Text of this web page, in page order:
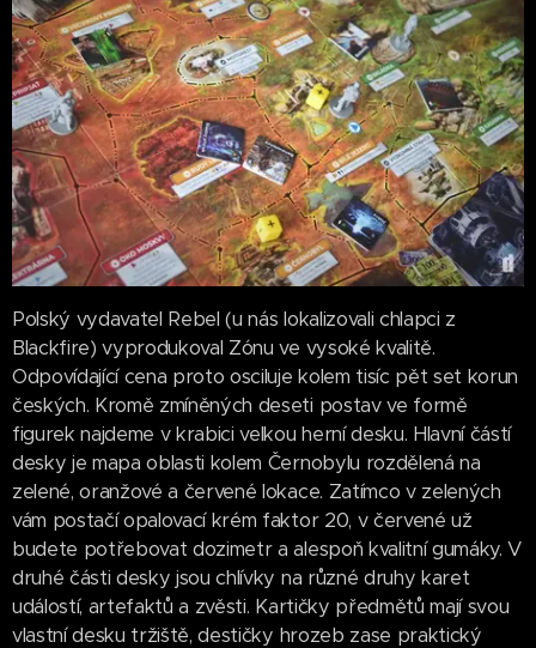
Polský vydavatel Rebel (u nás lokalizovali chlapci z
Blackfire) vyprodukoval Zónu ve vysoké kvalitě.
Odpovídající cena proto osciluje kolem tisíc pět set korun
českých. Kromě zmíněných deseti postav ve formě
figurek najdeme v krabici velkou herní desku. Hlavní částí
desky je mapa oblasti kolem Černobylu rozdělená na
zelené, oranžové a červené lokace. Zatímco v zelených
vám postačí opalovací krém faktor 20, v červené už
budete potřebovat dozimetr a alespoň kvalitní gumáky. V
druhé části desky jsou chlívky na různé druhy karet
událostí, artefaktů a zvěsti. Kartičky předmětů mají svou
vlastní desku tržiště, destičky hrozeb zase praktický